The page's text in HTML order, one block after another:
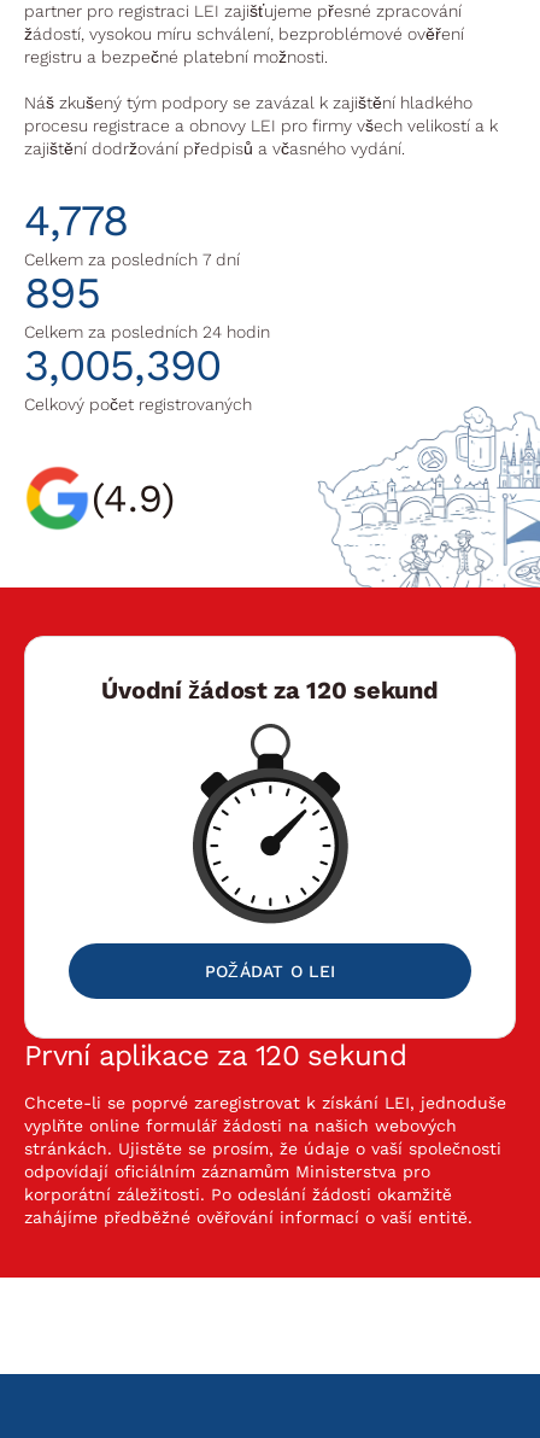
partner pro registraci LEI zajišťujeme přesné zpracování
žádostí, vysokou míru schválení, bezproblémové ověření
registru a bezpečné platební možnosti.
Náš zkušený tým podpory se zavázal k zajištění hladkého
procesu registrace a obnovy LEI pro firmy všech velikostí a k
zajištění dodržování předpisů a včasného vydání.
4,778
Celkem za posledních 7 dní
895
Celkem za posledních 24 hodin
3,005,390
Celkový počet registrovaných
(4.9)
První aplikace za 120 sekund
Chcete-li se poprvé zaregistrovat k získání LEI, jednoduše
vyplňte online formulář žádosti na našich webových
stránkách. Ujistěte se prosím, že údaje o vaší společnosti
odpovídají oficiálním záznamům Ministerstva pro
korporátní záležitosti. Po odeslání žádosti okamžitě
zahájíme předběžné ověřování informací o vaší entitě.
Úvodní žádost za 120 sekund
POŽÁDAT O LEI